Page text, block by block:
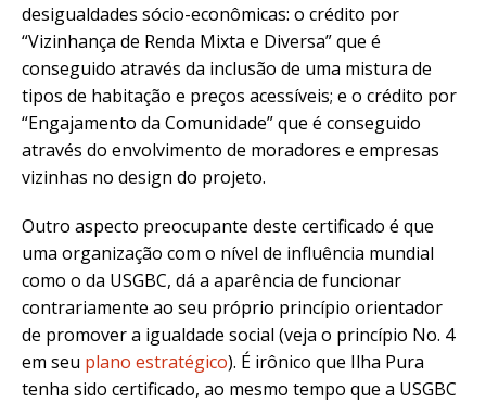
desigualdades sócio-econômicas: o crédito por
“Vizinhança de Renda Mixta e Diversa” que é
conseguido através da inclusão de uma mistura de
tipos de habitação e preços acessíveis; e o crédito por
“Engajamento da Comunidade” que é conseguido
através do envolvimento de moradores e empresas
vizinhas no design do projeto.
Outro aspecto preocupante deste certificado é que
uma organização com o nível de influência mundial
como o da USGBC, dá a aparência de funcionar
contrariamente ao seu próprio princípio orientador
de promover a igualdade social (veja o princípio No. 4
em seu plano estratégico). É irônico que Ilha Pura
tenha sido certificado, ao mesmo tempo que a USGBC